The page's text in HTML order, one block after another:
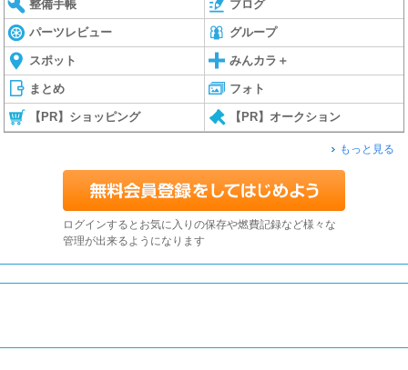
整備手帳 ブログ
パーツレビュー グループ
スポット みんカラ＋
まとめ フォト
【PR】ショッピング 【PR】オークション
もっと見る
ログインするとお気に入りの保存や燃費記録など様々な
管理が出来るようになります